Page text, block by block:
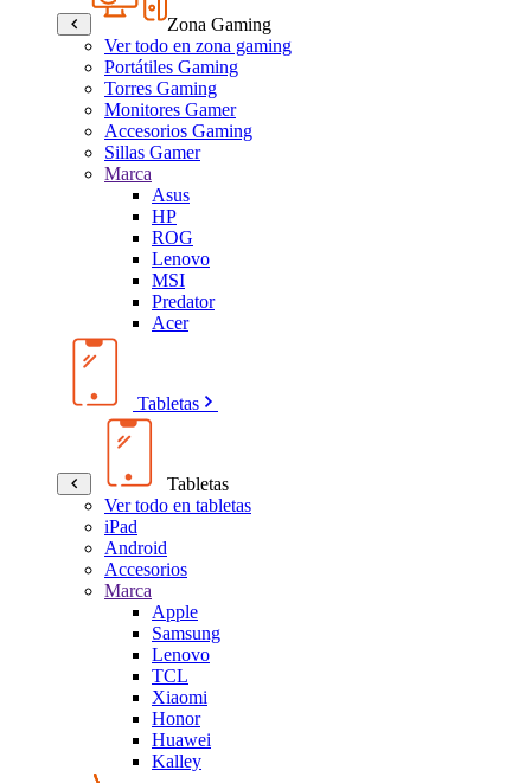
Zona Gaming
Ver todo en zona gaming
Portátiles Gaming
Torres Gaming
Monitores Gamer
Accesorios Gaming
Sillas Gamer
Marca
Asus
HP
ROG
Lenovo
MSI
Predator
Acer
Tabletas
Tabletas
Ver todo en tabletas
iPad
Android
Accesorios
Marca
Apple
Samsung
Lenovo
TCL
Xiaomi
Honor
Huawei
Kalley